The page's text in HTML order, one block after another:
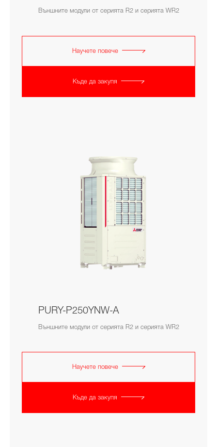
Външните модули от серията R2 и серията WR2
Научете повече
Къде да закупя
PURY-P250YNW-A
Външните модули от серията R2 и серията WR2
Научете повече
Къде да закупя